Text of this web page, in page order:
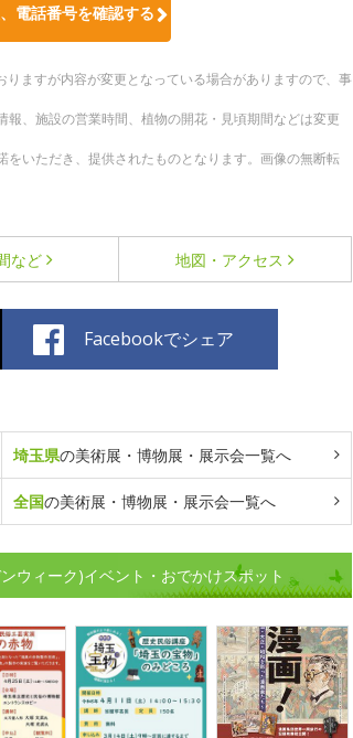
電話番号を確認する
ますが内容が変更となっている場合がありますので、事
、施設の営業時間、植物の開花・見頃期間などは変更
いただき、提供されたものとなります。画像の無断転
など 地図・アクセス
Facebookでシェア
埼玉県の美術展・博物展・展示会一覧へ
全国の美術展・博物展・展示会一覧へ
ウィーク)イベント・おでかけスポット